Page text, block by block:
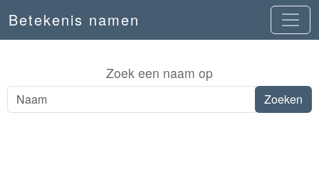
Betekenis namen
Zoek een naam op